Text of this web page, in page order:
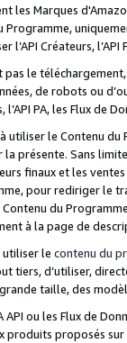
les Marques
Programme,
l’API Créateurs,
pas le
de robots ou
l’API PA, les Flux de
utiliser le Contenu
la présente. Sans
finaux et les
pour rediriger le
du
à la page de
utiliser le contenu du
tiers, d’utiliser,
taille, des
API ou les Flux de
proposés sur